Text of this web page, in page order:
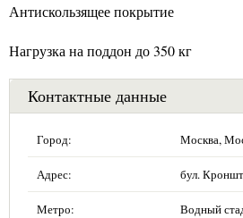
Антискользящее покрытие
Нагрузка на поддон до 350 кг
Контактные данные
Город: Москва,
Адрес: бул.
Метро: Водный